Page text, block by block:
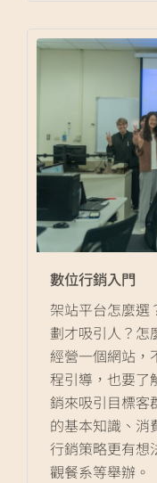
數位行銷入門
架站平台怎麼選
劃才吸引人？怎
經營一個網站，
程引導，也要了
銷來吸引目標客
的基本知識、消
行銷策略更有想
觀餐系等舉辦。